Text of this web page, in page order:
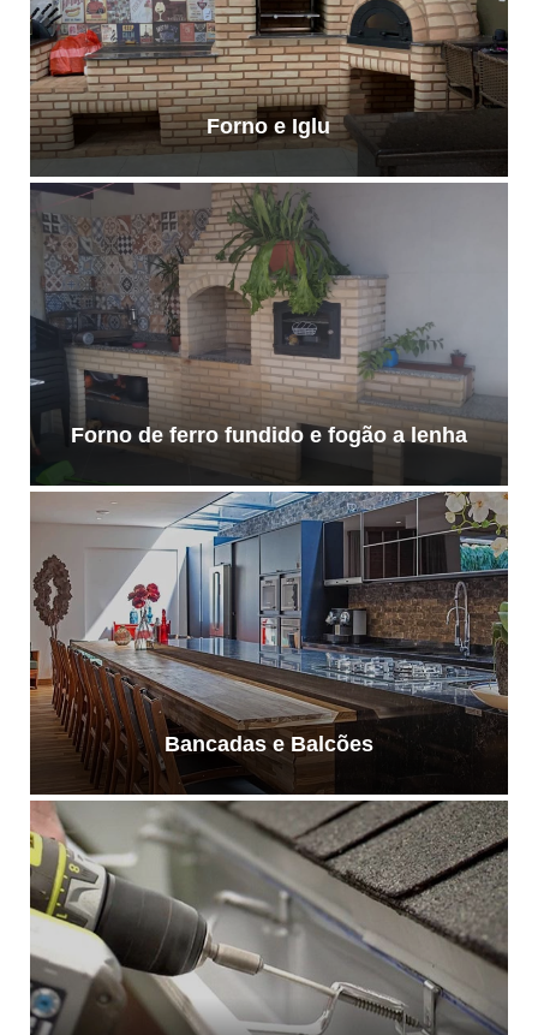
Forno e Iglu
Forno de ferro fundido e fogão a lenha
Bancadas e Balcões